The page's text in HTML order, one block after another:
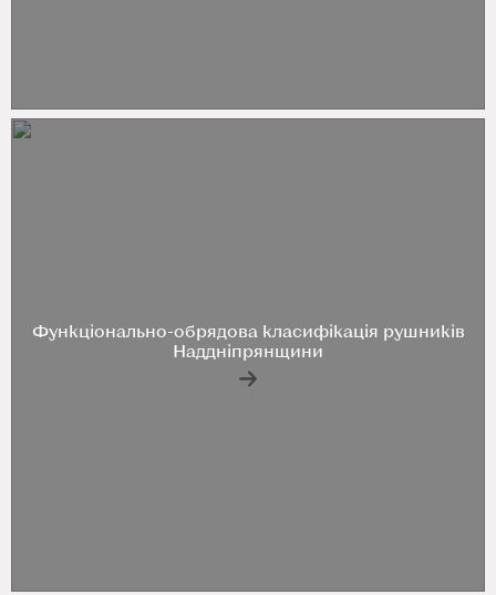
Функціонально-обрядова класифікація рушників
Наддніпрянщини